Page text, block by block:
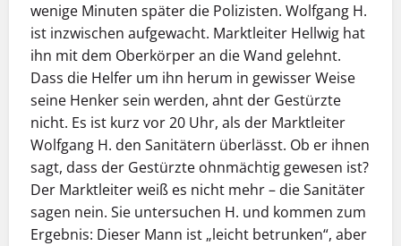
wenige Minuten später die Polizisten. Wolfgang H.
ist inzwischen aufgewacht. Marktleiter Hellwig hat
ihn mit dem Oberkörper an die Wand gelehnt.
Dass die Helfer um ihn herum in gewisser Weise
seine Henker sein werden, ahnt der Gestürzte
nicht. Es ist kurz vor 20 Uhr, als der Marktleiter
Wolfgang H. den Sanitätern überlässt. Ob er ihnen
sagt, dass der Gestürzte ohnmächtig gewesen ist?
Der Marktleiter weiß es nicht mehr – die Sanitäter
sagen nein. Sie untersuchen H. und kommen zum
Ergebnis: Dieser Mann ist „leicht betrunken“, aber